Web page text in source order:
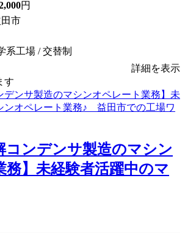
円
市
系工場 / 交替制
詳細を表示
す
コンデンサ製造のマシン
務】未経験者活躍中のマ